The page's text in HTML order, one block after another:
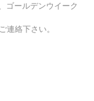
ゴールデンウイーク
連絡下さい。